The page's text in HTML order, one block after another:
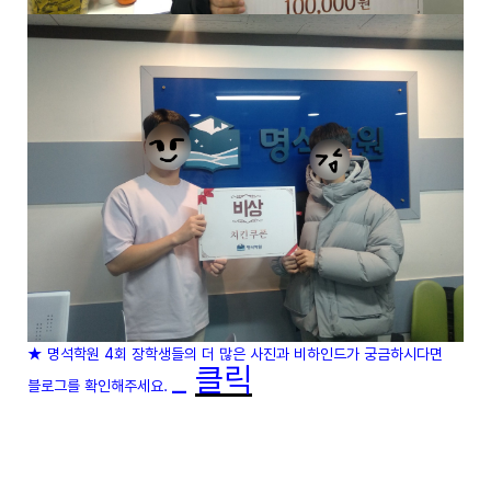
★ 명석학원 4회 장학생들의 더 많은 사진과 비하인드가 궁금하시다면
블로그를 확인해주세요.
클릭